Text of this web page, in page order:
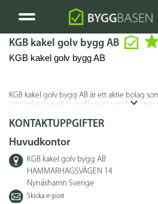
KGB kakel golv bygg AB
KGB kakel golv bygg AB
KGB kakel golv bygg AB är ett aktie bolag
ett professionellt byggföretag som befinner
KONTAKTUPPGIFTER
Huvudkontor
KGB kakel golv bygg AB
HAMMARHAGSVÄGEN 14
Nynäshamn Sverige
Skicka e-post